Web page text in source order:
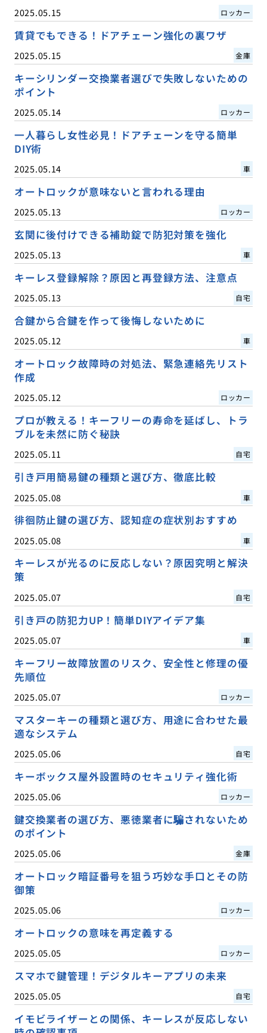
2025.05.15 ロッカー
賃貸でもできる！ドアチェーン強化の裏ワザ
2025.05.15 金庫
キーシリンダー交換業者選びで失敗しないための
ポイント
2025.05.14 ロッカー
一人暮らし女性必見！ドアチェーンを守る簡単
DIY術
2025.05.14 車
オートロックが意味ないと言われる理由
2025.05.13 ロッカー
玄関に後付けできる補助錠で防犯対策を強化
2025.05.13 車
キーレス登録解除？原因と再登録方法、注意点
2025.05.13 自宅
合鍵から合鍵を作って後悔しないために
2025.05.12 車
オートロック故障時の対処法、緊急連絡先リスト
作成
2025.05.12 ロッカー
プロが教える！キーフリーの寿命を延ばし、トラ
ブルを未然に防ぐ秘訣
2025.05.11 自宅
引き戸用簡易鍵の種類と選び方、徹底比較
2025.05.08 車
徘徊防止鍵の選び方、認知症の症状別おすすめ
2025.05.08 車
キーレスが光るのに反応しない？原因究明と解決
策
2025.05.07 自宅
引き戸の防犯力UP！簡単DIYアイデア集
2025.05.07 車
キーフリー故障放置のリスク、安全性と修理の優
先順位
2025.05.07 ロッカー
マスターキーの種類と選び方、用途に合わせた最
適なシステム
2025.05.06 自宅
キーボックス屋外設置時のセキュリティ強化術
2025.05.06 ロッカー
鍵交換業者の選び方、悪徳業者に騙されないため
のポイント
2025.05.06 金庫
オートロック暗証番号を狙う巧妙な手口とその防
御策
2025.05.06 ロッカー
オートロックの意味を再定義する
2025.05.05 ロッカー
スマホで鍵管理！デジタルキーアプリの未来
2025.05.05 自宅
イモビライザーとの関係、キーレスが反応しない